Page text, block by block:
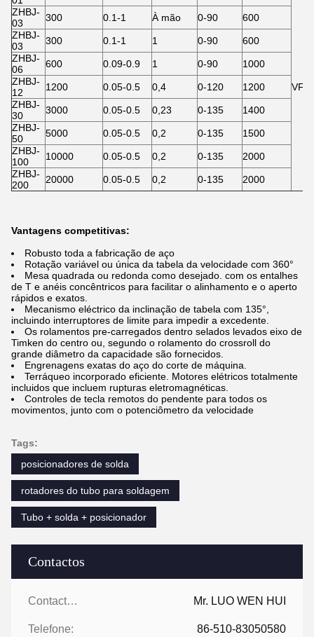
Contactos
Contactos: Mr. LUO WEN HUI
Telefone: 86-510-83050580
VFD
ZHBJ-
03
300 0.1-1 À mão 0-90
600
ZHBJ-
03
300 0.1-1 1 0-90
600
ZHBJ-
06
600 0.09-0.9 1 0-90
1000
ZHBJ-
12
1200 0.05-0.5 0,4 0-120
1200
ZHBJ-
30
3000 0.05-0.5 0,23 0-135
1400
ZHBJ-
50
5000 0.05-0.5 0,2 0-135
1500
ZHBJ-
100
10000 0.05-0.5 0,2 0-135
2000
ZHBJ-
200
20000 0.05-0.5 0,2 0-135 2000
Vantagens competitivas:
Robusto toda a fabricação de aço
Rotação variável ou única da tabela da velocidade com 360°
Mesa quadrada ou redonda como desejado. com os entalhes
de T e anéis concêntricos para facilitar o alinhamento e o aperto
rápidos e exatos.
Mecanismo eléctrico da inclinação de tabela com 135°,
incluindo interruptores de limite para impedir a excedente.
Os rolamentos pre-carregados dentro selados levados eixo de
Timken do centro ou, segundo o rolamento do crossroll do
grande diâmetro da capacidade são fornecidos.
Engrenagens exatas do aço do corte de máquina.
Terráqueo incorporado eficiente. Motores elétricos totalmente
incluidos que incluem rupturas eletromagnéticas.
Controles de tecla remotos do pendente para todos os
movimentos, junto com o potenciômetro da velocidade
Tags:
posicionadores de solda
rotadores do tubo para soldagem
Tubo + solda + posicionador